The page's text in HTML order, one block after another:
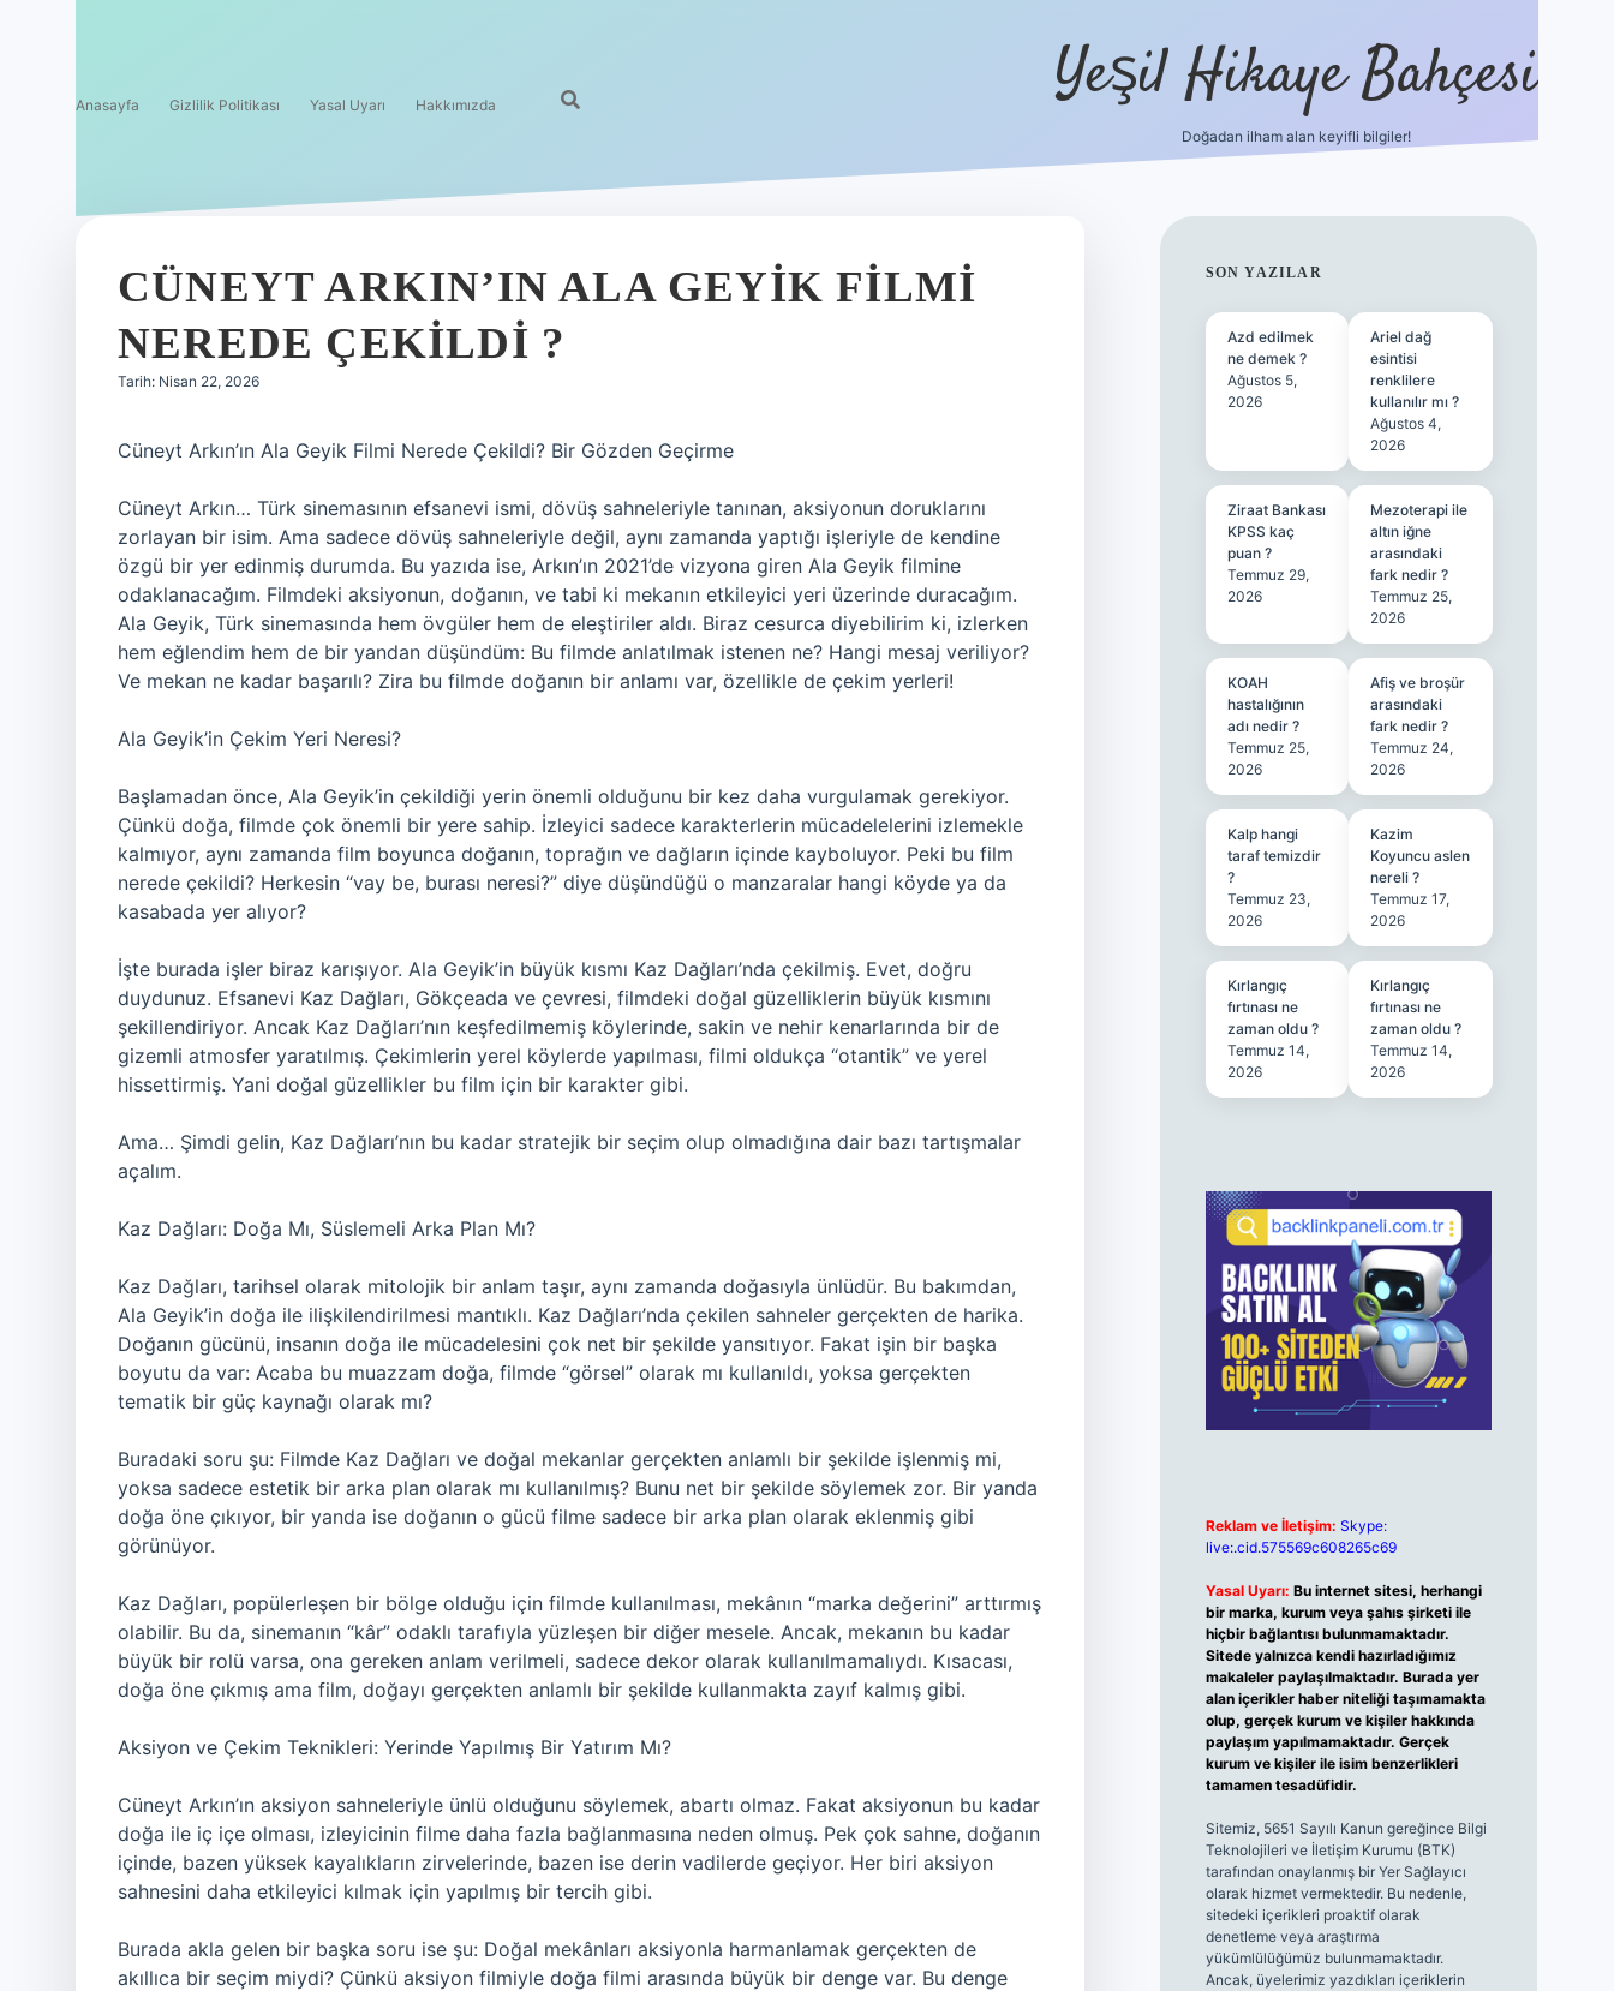
Anasayfa Gizlilik Politikası Yasal Uyarı Hakkımızda Yeşil Hikaye Bahçesi
Doğadan ilham alan keyifli bilgiler!
CÜNEYT ARKIN’IN ALA GEYIK FILMI
NEREDE ÇEKILDI ?
Tarih: Nisan 22, 2026
Cüneyt Arkın’ın Ala Geyik Filmi Nerede Çekildi? Bir Gözden Geçirme
Cüneyt Arkın… Türk sinemasının efsanevi ismi, dövüş sahneleriyle tanınan, aksiyonun doruklarını
zorlayan bir isim. Ama sadece dövüş sahneleriyle değil, aynı zamanda yaptığı işleriyle de kendine
özgü bir yer edinmiş durumda. Bu yazıda ise, Arkın’ın 2021’de vizyona giren Ala Geyik filmine
odaklanacağım. Filmdeki aksiyonun, doğanın, ve tabi ki mekanın etkileyici yeri üzerinde duracağım.
Ala Geyik, Türk sinemasında hem övgüler hem de eleştiriler aldı. Biraz cesurca diyebilirim ki, izlerken
hem eğlendim hem de bir yandan düşündüm: Bu filmde anlatılmak istenen ne? Hangi mesaj veriliyor?
Ve mekan ne kadar başarılı? Zira bu filmde doğanın bir anlamı var, özellikle de çekim yerleri!
Ala Geyik’in Çekim Yeri Neresi?
Başlamadan önce, Ala Geyik’in çekildiği yerin önemli olduğunu bir kez daha vurgulamak gerekiyor.
Çünkü doğa, filmde çok önemli bir yere sahip. İzleyici sadece karakterlerin mücadelelerini izlemekle
kalmıyor, aynı zamanda film boyunca doğanın, toprağın ve dağların içinde kayboluyor. Peki bu film
nerede çekildi? Herkesin “vay be, burası neresi?” diye düşündüğü o manzaralar hangi köyde ya da
kasabada yer alıyor?
İşte burada işler biraz karışıyor. Ala Geyik’in büyük kısmı Kaz Dağları’nda çekilmiş. Evet, doğru
duydunuz. Efsanevi Kaz Dağları, Gökçeada ve çevresi, filmdeki doğal güzelliklerin büyük kısmını
şekillendiriyor. Ancak Kaz Dağları’nın keşfedilmemiş köylerinde, sakin ve nehir kenarlarında bir de
gizemli atmosfer yaratılmış. Çekimlerin yerel köylerde yapılması, filmi oldukça “otantik” ve yerel
hissettirmiş. Yani doğal güzellikler bu film için bir karakter gibi.
Ama… Şimdi gelin, Kaz Dağları’nın bu kadar stratejik bir seçim olup olmadığına dair bazı tartışmalar
açalım.
Kaz Dağları: Doğa Mı, Süslemeli Arka Plan Mı?
Kaz Dağları, tarihsel olarak mitolojik bir anlam taşır, aynı zamanda doğasıyla ünlüdür. Bu bakımdan,
Ala Geyik’in doğa ile ilişkilendirilmesi mantıklı. Kaz Dağları’nda çekilen sahneler gerçekten de harika.
Doğanın gücünü, insanın doğa ile mücadelesini çok net bir şekilde yansıtıyor. Fakat işin bir başka
boyutu da var: Acaba bu muazzam doğa, filmde “görsel” olarak mı kullanıldı, yoksa gerçekten
tematik bir güç kaynağı olarak mı?
Buradaki soru şu: Filmde Kaz Dağları ve doğal mekanlar gerçekten anlamlı bir şekilde işlenmiş mi,
yoksa sadece estetik bir arka plan olarak mı kullanılmış? Bunu net bir şekilde söylemek zor. Bir yanda
doğa öne çıkıyor, bir yanda ise doğanın o gücü filme sadece bir arka plan olarak eklenmiş gibi
görünüyor.
Kaz Dağları, popülerleşen bir bölge olduğu için filmde kullanılması, mekânın “marka değerini” arttırmış
olabilir. Bu da, sinemanın “kâr” odaklı tarafıyla yüzleşen bir diğer mesele. Ancak, mekanın bu kadar
büyük bir rolü varsa, ona gereken anlam verilmeli, sadece dekor olarak kullanılmamalıydı. Kısacası,
doğa öne çıkmış ama film, doğayı gerçekten anlamlı bir şekilde kullanmakta zayıf kalmış gibi.
Aksiyon ve Çekim Teknikleri: Yerinde Yapılmış Bir Yatırım Mı?
Cüneyt Arkın’ın aksiyon sahneleriyle ünlü olduğunu söylemek, abartı olmaz. Fakat aksiyonun bu kadar
doğa ile iç içe olması, izleyicinin filme daha fazla bağlanmasına neden olmuş. Pek çok sahne, doğanın
içinde, bazen yüksek kayalıkların zirvelerinde, bazen ise derin vadilerde geçiyor. Her biri aksiyon
sahnesini daha etkileyici kılmak için yapılmış bir tercih gibi.
Burada akla gelen bir başka soru ise şu: Doğal mekânları aksiyonla harmanlamak gerçekten de
akıllıca bir seçim miydi? Çünkü aksiyon filmiyle doğa filmi arasında büyük bir denge var. Bu denge
SIDEBAR
SON YAZILAR
Azd edilmek
ne demek ?
Ağustos 5,
2026
Ariel dağ
esintisi
renklilere
kullanılır mı ?
Ağustos 4,
2026
Ziraat Bankası
KPSS kaç
puan ?
Temmuz 29,
2026
Mezoterapi ile
altın iğne
arasındaki
fark nedir ?
Temmuz 25,
2026
KOAH
hastalığının
adı nedir ?
Temmuz 25,
2026
Afiş ve broşür
arasındaki
fark nedir ?
Temmuz 24,
2026
Kalp hangi
taraf temizdir
?
Temmuz 23,
2026
Kazim
Koyuncu aslen
nereli ?
Temmuz 17,
2026
Kırlangıç
fırtınası ne
zaman oldu ?
Temmuz 14,
2026
Kırlangıç
fırtınası ne
zaman oldu ?
Temmuz 14,
2026
Reklam ve İletişim: Skype:
live:.cid.575569c608265c69
Yasal Uyarı: Bu internet sitesi, herhangi
bir marka, kurum veya şahıs şirketi ile
hiçbir bağlantısı bulunmamaktadır.
Sitede yalnızca kendi hazırladığımız
makaleler paylaşılmaktadır. Burada yer
alan içerikler haber niteliği taşımamakta
olup, gerçek kurum ve kişiler hakkında
paylaşım yapılmamaktadır. Gerçek
kurum ve kişiler ile isim benzerlikleri
tamamen tesadüfidir.
Sitemiz, 5651 Sayılı Kanun gereğince Bilgi
Teknolojileri ve İletişim Kurumu (BTK)
tarafından onaylanmış bir Yer Sağlayıcı
olarak hizmet vermektedir. Bu nedenle,
sitedeki içerikleri proaktif olarak
denetleme veya araştırma
yükümlülüğümüz bulunmamaktadır.
Ancak, üyelerimiz yazdıkları içeriklerin
ilbet mobil